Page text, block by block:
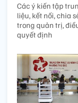
Các ý kiến tập
liệu, kết nối, chia
trong quản trị,
quyết định